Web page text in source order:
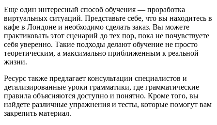
Еще один интересный способ обучения — проработка
виртуальных ситуаций. Представьте себе, что вы находитесь в
кафе в Лондоне и необходимо сделать заказ. Вы можете
практиковать этот сценарий до тех пор, пока не почувствуете
себя уверенно. Такие подходы делают обучение не просто
теоретическим, а максимально приближенным к реальной
жизни.
Ресурс также предлагает консультации специалистов и
детализированные уроки грамматики, где грамматические
правила объясняются доступно и понятно. Кроме того, вы
найдете различные упражнения и тесты, которые помогут вам
закрепить материал.